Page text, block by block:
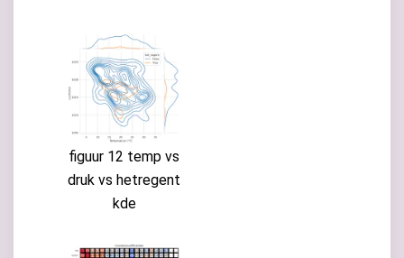
figuur 12 temp vs
druk vs hetregent
kde